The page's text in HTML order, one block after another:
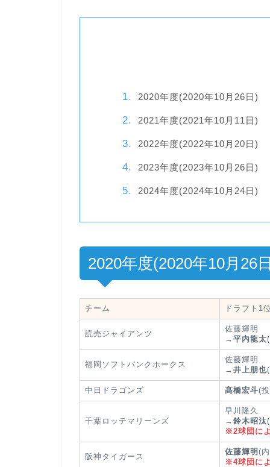
2020年度(2020年10月26日)
2021年度(2021年10月11日)
2022年度(2022年10月20日)
2023年度(2023年10月26日)
2024年度(2024年10月24日)
2020年度(2020年10月26
チーム ドラフト1
読売ジャイアンツ
佐藤輝明
→ 平内龍太
福岡ソフトバンクホークス
佐藤輝明
→ 井上朋也
中日ドラゴンズ 髙橋宏斗(
千葉ロッテマリーンズ
早川隆久
→ 鈴木昭汰
※2球団に
阪神タイガース
佐藤輝明(
※4球団に